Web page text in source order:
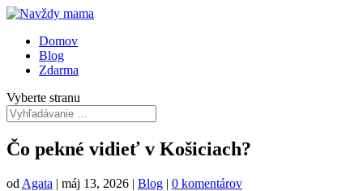
Domov
Blog
Zdarma
Vyberte stranu
Čo pekné vidieť v Košiciach?
od Agata | máj 13, 2026 | Blog | 0 komentárov